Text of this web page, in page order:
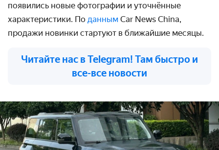
появились новые фотографии и уточнённые
характеристики. По данным Car News China,
продажи новинки стартуют в ближайшие месяцы.
Читайте нас в Telegram! Там быстро и
все-все новости